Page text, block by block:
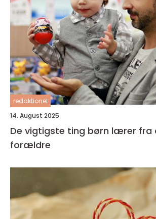
redaktionel
14. August 2025
De vigtigste ting børn lærer fra
forældre